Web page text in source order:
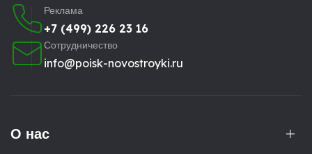
Реклама
+7 (499) 226 23 16
Сотрудничество
info@poisk-novostroyki.ru
О нас